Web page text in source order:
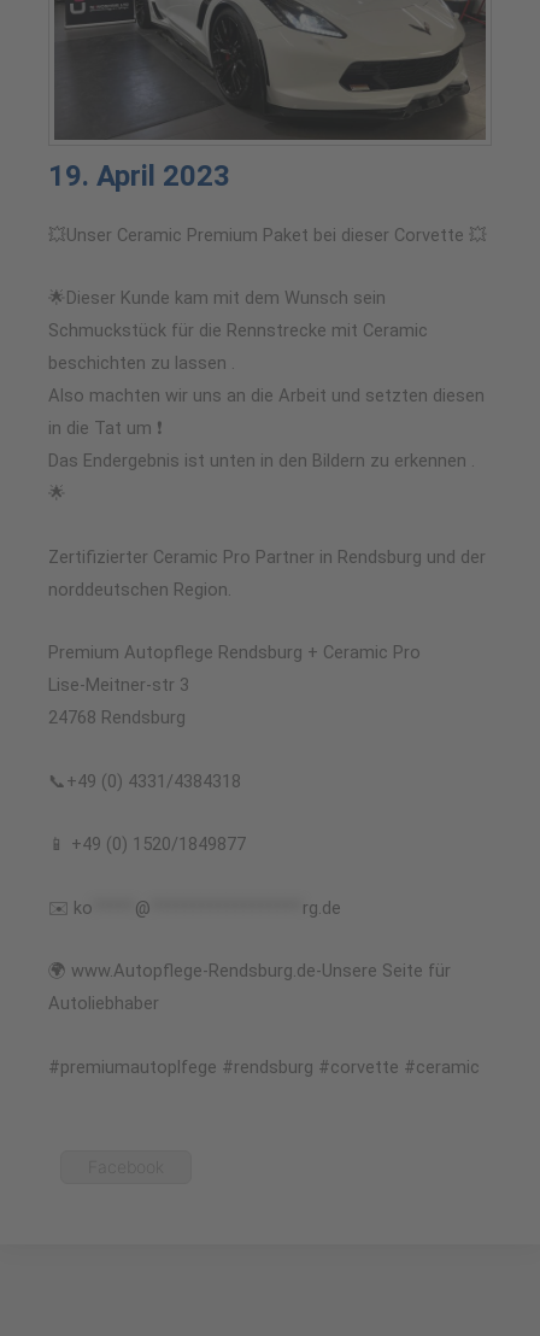
19. April 2023
💥Unser Ceramic Premium Paket bei dieser Corvette 💥
🌟Dieser Kunde kam mit dem Wunsch sein
Schmuckstück für die Rennstrecke mit Ceramic
beschichten zu lassen .
Also machten wir uns an die Arbeit und setzten diesen
in die Tat um ❗
Das Endergebnis ist unten in den Bildern zu erkennen .
🌟
Zertifizierter Ceramic Pro Partner in Rendsburg und der
norddeutschen Region.
Premium Autopflege Rendsburg + Ceramic Pro
Lise-Meitner-str 3
24768 Rendsburg
📞+49 (0) 4331/4384318
📱 +49 (0) 1520/1849877
✉️ ko @ rg.de
🌍 www.Autopflege-Rendsburg.de-Unsere Seite für
Autoliebhaber
#premiumautoplfege #rendsburg #corvette #ceramic